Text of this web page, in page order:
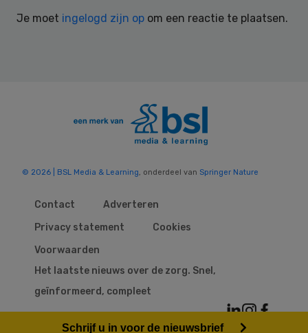
Je moet ingelogd zijn op om een reactie te plaatsen.
© 2026 | BSL Media & Learning, onderdeel van Springer Nature
Contact
Adverteren
Privacy statement
Cookies
Voorwaarden
Het laatste nieuws over de zorg. Snel,
geïnformeerd, compleet
Schrijf u in voor de nieuwsbrief